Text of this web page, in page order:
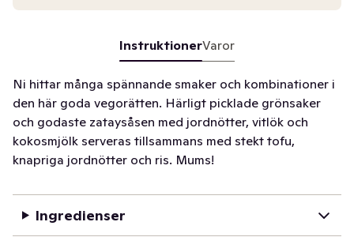
InstruktionerVaror
Ni hittar många spännande smaker och kombinationer i
den här goda vegorätten. Härligt picklade grönsaker
och godaste zataysåsen med jordnötter, vitlök och
kokosmjölk serveras tillsammans med stekt tofu,
knapriga jordnötter och ris. Mums!
Ingredienser